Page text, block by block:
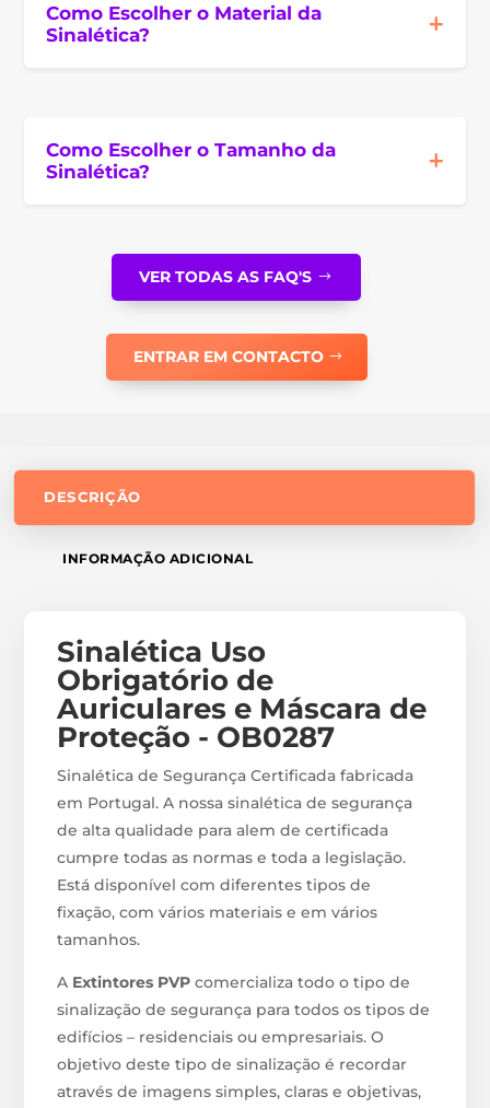
Como Escolher o Material da
Sinalética?
Como Escolher o Tamanho da
Sinalética?
VER TODAS AS FAQ'S
ENTRAR EM CONTACTO
DESCRIÇÃO
INFORMAÇÃO ADICIONAL
Sinalética Uso
Obrigatório de
Auriculares e Máscara de
Proteção - OB0287
Sinalética de Segurança Certificada fabricada
em Portugal. A nossa sinalética de segurança
de alta qualidade para alem de certificada
cumpre todas as normas e toda a legislação.
Está disponível com diferentes tipos de
fixação, com vários materiais e em vários
tamanhos.
A Extintores PVP comercializa todo o tipo de
sinalização de segurança para todos os tipos de
edifícios – residenciais ou empresariais. O
objetivo deste tipo de sinalização é recordar
através de imagens simples, claras e objetivas,